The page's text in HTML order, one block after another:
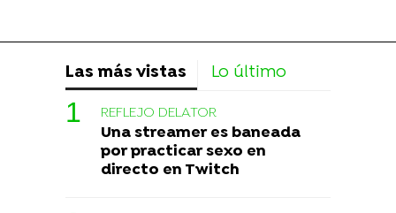
Las más vistas Lo último
REFLEJO DELATOR
Una streamer es baneada
por practicar sexo en
directo en Twitch